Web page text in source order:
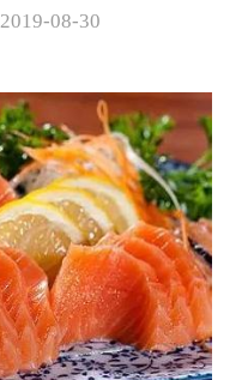
2019-08-30